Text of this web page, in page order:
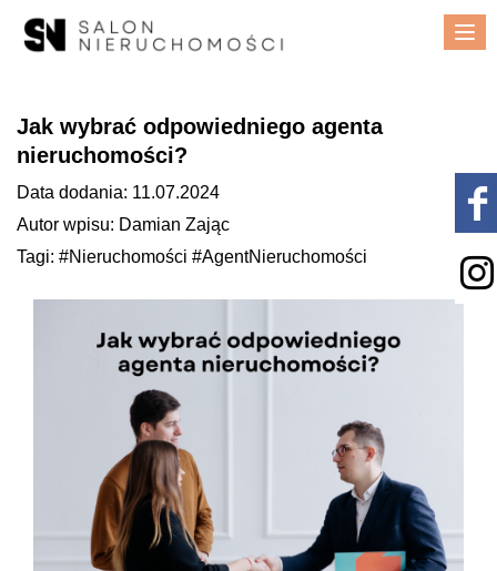
Jak wybrać odpowiedniego agenta
nieruchomości?
Data dodania: 11.07.2024
Autor wpisu: Damian Zając
Tagi: #Nieruchomości #AgentNieruchomości